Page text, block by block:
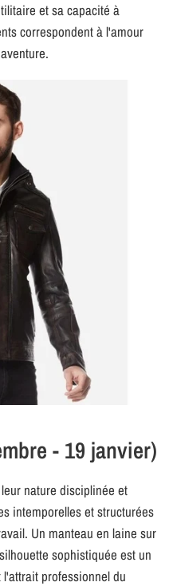
et sa capacité à
correspondent à l'amour
- 19 janvier)
nature disciplinée et
intemporelles et structurées
Un manteau en laine sur
sophistiquée est un
professionnel du